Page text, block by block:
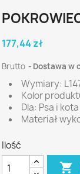
177,44 zł
Brutto Dostawa w
Wymiary:
Kolor
Dla: Psa i kota
Materiał
Ilość
